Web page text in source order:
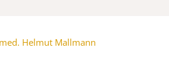
Helmut Mallmann